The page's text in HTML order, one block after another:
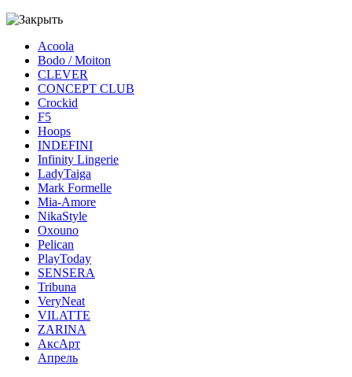
Acoola
Bodo / Moiton
CLEVER
CONCEPT CLUB
Crockid
F5
Hoops
INDEFINI
Infinity Lingerie
LadyTaiga
Mark Formelle
Mia-Amore
NikaStyle
Oxouno
Pelican
PlayToday
SENSERA
Tribuna
VeryNeat
VILATTE
ZARINA
АксАрт
Апрель